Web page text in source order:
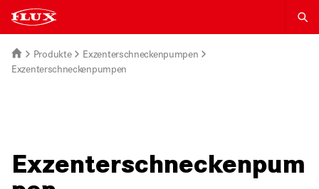
Produkte
Exzenterschneckenpumpen
Exzenterschneckenpumpen
Exzenterschneckenpum